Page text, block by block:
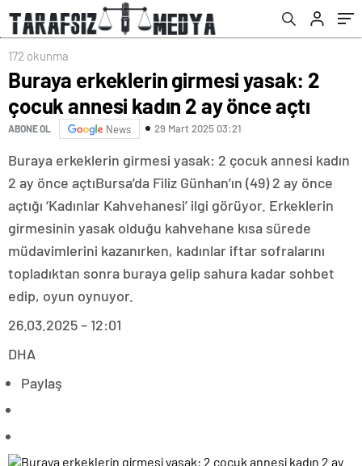
172 okunma
Buraya erkeklerin girmesi yasak: 2
çocuk annesi kadın 2 ay önce açtı
ABONE OL News 29 Mart 2025 03:21
Buraya erkeklerin girmesi yasak: 2 çocuk annesi kadın
2 ay önce açtıBursa’da Filiz Günhan’ın (49) 2 ay önce
açtığı ‘Kadınlar Kahvehanesi’ ilgi görüyor. Erkeklerin
girmesinin yasak olduğu kahvehane kısa sürede
müdavimlerini kazanırken, kadınlar iftar sofralarını
topladıktan sonra buraya gelip sahura kadar sohbet
edip, oyun oynuyor.
26.03.2025 – 12:01
DHA
Paylaş